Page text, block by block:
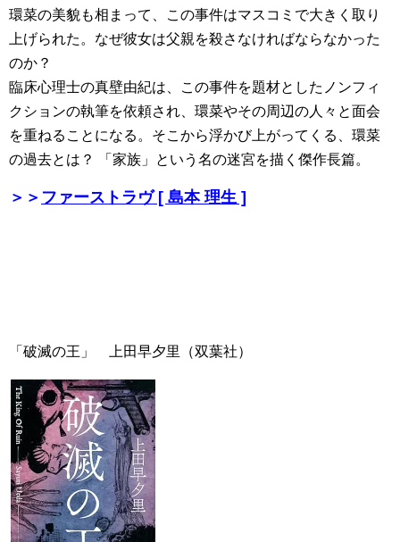
環菜の美貌も相まって、この事件はマスコミで大きく取り
上げられた。なぜ彼女は父親を殺さなければならなかった
のか？
臨床心理士の真壁由紀は、この事件を題材としたノンフィ
クションの執筆を依頼され、環菜やその周辺の人々と面会
を重ねることになる。そこから浮かび上がってくる、環菜
の過去とは？ 「家族」という名の迷宮を描く傑作長篇。
＞＞ ファーストラヴ [ 島本 理生 ]
「破滅の王」 上田早夕里（双葉社）